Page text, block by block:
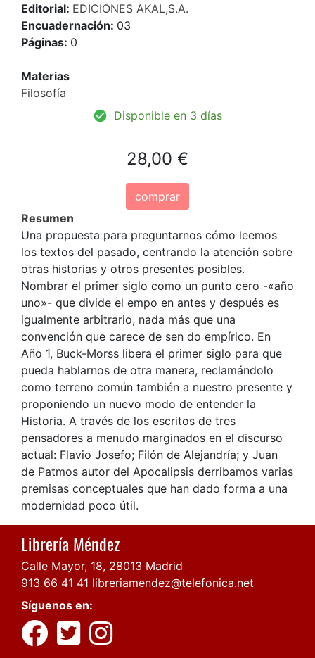
Editorial: EDICIONES AKAL,S.A.
Encuadernación: 03
Páginas: 0
Materias
Filosofía
Disponible en 3 días
28,00 €
comprar
Resumen
Una propuesta para preguntarnos cómo leemos
los textos del pasado, centrando la atención sobre
otras historias y otros presentes posibles.
Nombrar el primer siglo como un punto cero -«año
uno»- que divide el empo en antes y después es
igualmente arbitrario, nada más que una
convención que carece de sen do empírico. En
Año 1, Buck-Morss libera el primer siglo para que
pueda hablarnos de otra manera, reclamándolo
como terreno común también a nuestro presente y
proponiendo un nuevo modo de entender la
Historia. A través de los escritos de tres
pensadores a menudo marginados en el discurso
actual: Flavio Josefo; Filón de Alejandría; y Juan
de Patmos autor del Apocalipsis derribamos varias
premisas conceptuales que han dado forma a una
modernidad poco útil.
Librería Méndez
Calle Mayor, 18, 28013 Madrid
913 66 41 41 libreriamendez@telefonica.net
Síguenos en: